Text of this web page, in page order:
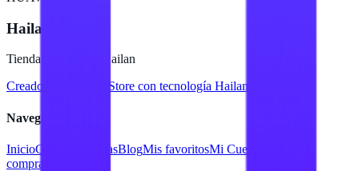
Hailan Store
Tienda en línea de Hailan
Creado para
Hailan Store con tecnología Hailan ERP
Navegación
InicioCatálogo MarcasBlogMis favoritosMi Cuenta
compra